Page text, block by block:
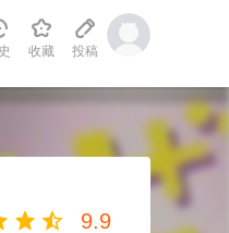
收藏 投稿
9.9